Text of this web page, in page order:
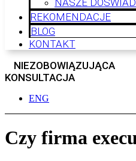
NASZE
REKOMENDACJE
BLOG
KONTAKT
NIEZOBOWIĄZUJĄCA
KONSULTACJA
ENG
Czy firma